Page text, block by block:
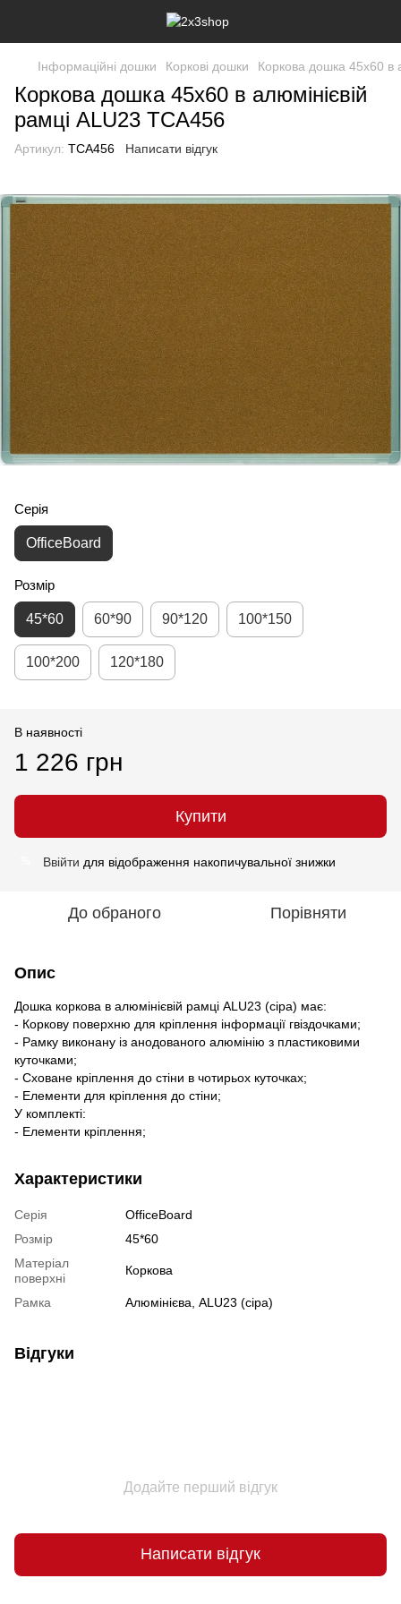
Інформаційні дошки Коркові дошки Коркова дошка 45x60 в
Коркова дошка 45x60 в алюмінієвій
рамці ALU23 TCA456
Артикул: TCA456 Написати відгук
Серія
OfficeBoard
Розмір
45*60 60*90 90*120 100*150
100*200 120*180
В наявності
1 226 грн
Купити
Ввійти для відображення накопичувальної знижки
До обраного Порівняти
Опис
Дошка коркова в алюмінієвій рамці ALU23 (сіра) має:
- Коркову поверхню для кріплення інформації гвіздочками;
- Рамку виконану із анодованого алюмінію з пластиковими
куточками;
- Сховане кріплення до стіни в чотирьох куточках;
- Елементи для кріплення до стіни;
У комплекті:
- Елементи кріплення;
Характеристики
Серія
OfficeBoard
Розмір
45*60
Матеріал
поверхні
Коркова
Рамка Алюмінієва, ALU23 (сіра)
Відгуки
Додайте перший відгук
Написати відгук